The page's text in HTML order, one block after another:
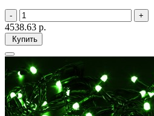
4538.63 р.
Купить